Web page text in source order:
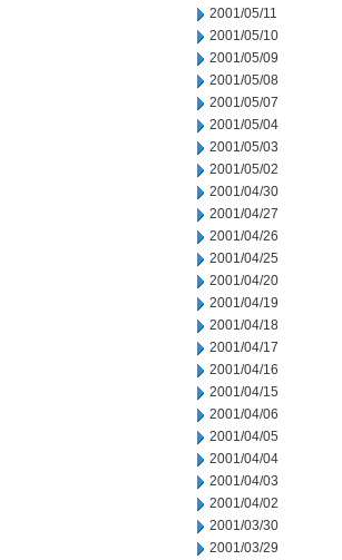
2001/05/11
2001/05/10
2001/05/09
2001/05/08
2001/05/07
2001/05/04
2001/05/03
2001/05/02
2001/04/30
2001/04/27
2001/04/26
2001/04/25
2001/04/20
2001/04/19
2001/04/18
2001/04/17
2001/04/16
2001/04/15
2001/04/06
2001/04/05
2001/04/04
2001/04/03
2001/04/02
2001/03/30
2001/03/29